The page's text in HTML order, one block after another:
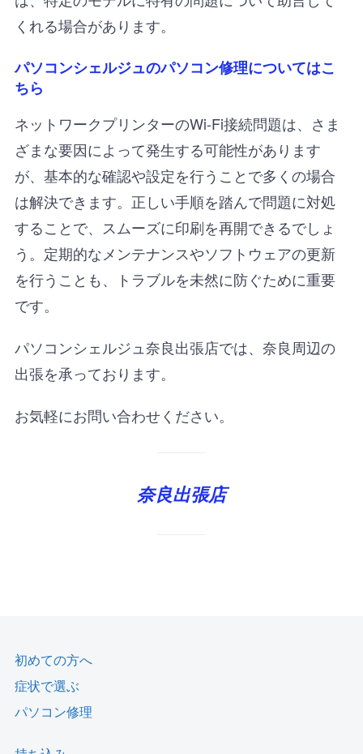
くれる場合があります。
パソコンシェルジュのパソコン修理についてはこ
ちら
ネットワークプリンターのWi-Fi接続問題は、さま
ざまな要因によって発生する可能性があります
が、基本的な確認や設定を行うことで多くの場合
は解決できます。正しい手順を踏んで問題に対処
することで、スムーズに印刷を再開できるでしょ
う。定期的なメンテナンスやソフトウェアの更新
を行うことも、トラブルを未然に防ぐために重要
です。
パソコンシェルジュ奈良出張店では、奈良周辺の
出張を承っております。
お気軽にお問い合わせください。
奈良出張店
初めての方へ
症状で選ぶ
パソコン修理